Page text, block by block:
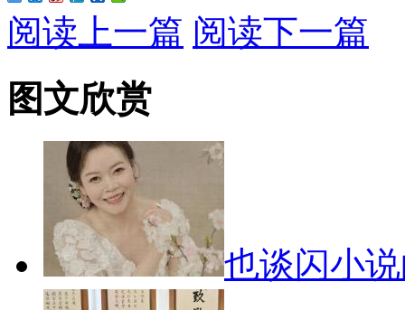
阅读上一篇 阅读下一篇
图文欣赏
也谈闪小